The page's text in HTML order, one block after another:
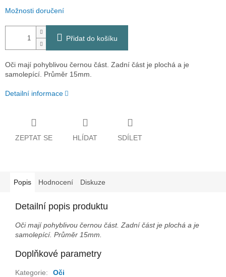
Možnosti doručení
Přidat do košíku
Oči mají pohyblivou černou část. Zadní část je plochá a je
samolepící. Průměr 15mm.
Detailní informace
ZEPTAT SE HLÍDAT SDÍLET
Popis Hodnocení Diskuze
Detailní popis produktu
Oči mají pohyblivou černou část. Zadní část je plochá a je
samolepící. Průměr 15mm.
Doplňkové parametry
Kategorie:
Oči